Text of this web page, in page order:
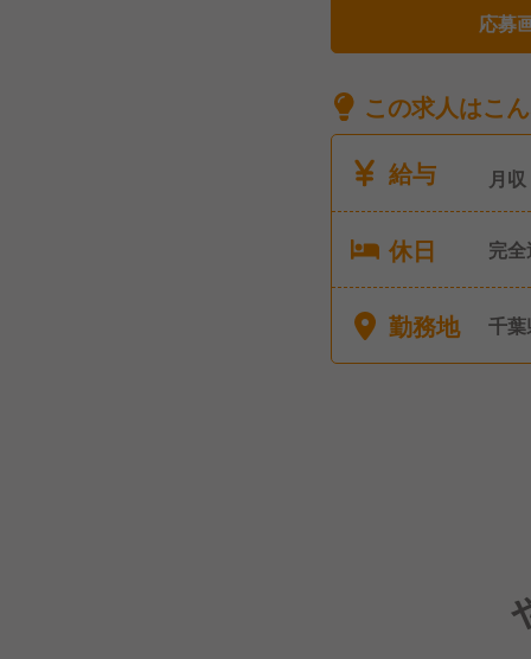
応募
この求人はこ
給与
月収
休日
完
夏
介
勤務地 千